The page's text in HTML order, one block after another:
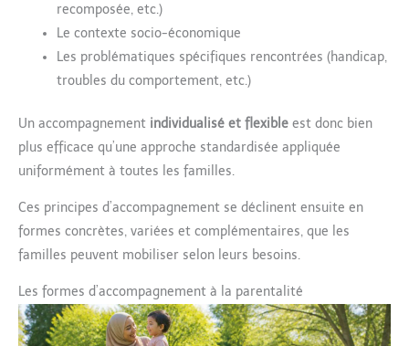
recomposée, etc.)
Le contexte socio-économique
Les problématiques spécifiques rencontrées (handicap,
troubles du comportement, etc.)
Un accompagnement individualisé et flexible est donc bien
plus efficace qu’une approche standardisée appliquée
uniformément à toutes les familles.
Ces principes d’accompagnement se déclinent ensuite en
formes concrètes, variées et complémentaires, que les
familles peuvent mobiliser selon leurs besoins.
Les formes d’accompagnement à la parentalité